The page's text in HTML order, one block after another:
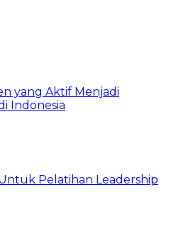
yang Aktif Menjadi
Indonesia
Pelatihan Leadership